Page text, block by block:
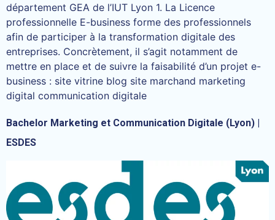
département GEA de l’IUT Lyon 1. La Licence
professionnelle E-business forme des professionnels
afin de participer à la transformation digitale des
entreprises. Concrètement, il s’agit notamment de
mettre en place et de suivre la faisabilité d’un projet e-
business : site vitrine blog site marchand marketing
digital communication digitale
Bachelor Marketing et Communication Digitale (Lyon) |
ESDES